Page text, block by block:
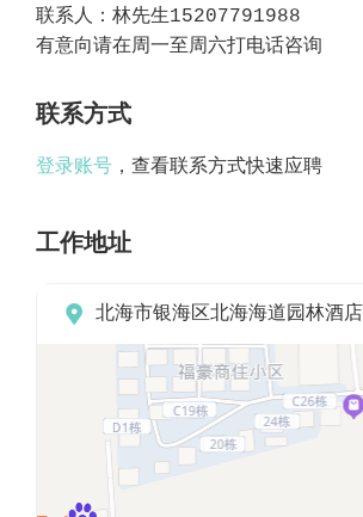
联系人：林先生15207791988
有意向请在周一至周六打电话咨询
联系方式
登录账号 ，查看联系方式快速应聘
工作地址
 北海市银海区北海海道园林酒店